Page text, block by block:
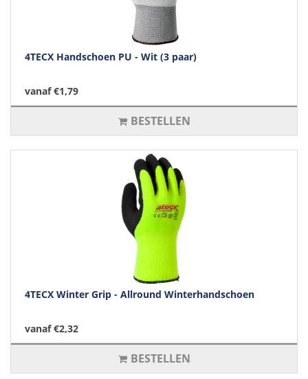
4TECX Handschoen PU - Wit (3 paar)
vanaf €1,79
BESTELLEN
4TECX Winter Grip - Allround Winterhandschoen
vanaf €2,32
BESTELLEN